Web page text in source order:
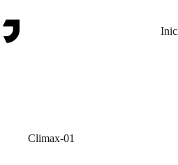
al
contenido
Climax-01